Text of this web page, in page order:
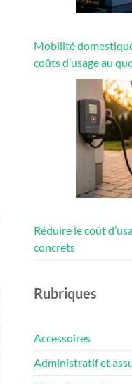
Mobilité
coûts d’usage au
Réduire le coût
concrets
Rubriques
Accessoires
Administratif et